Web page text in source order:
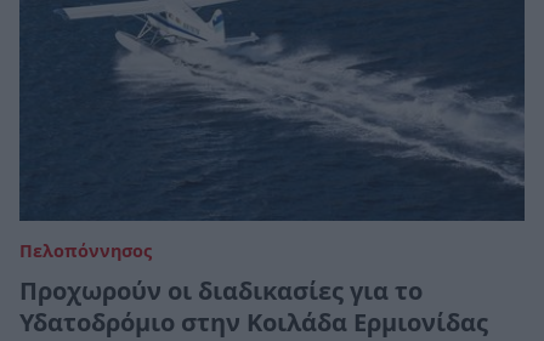
Πελοπόννησος
Προχωρούν οι διαδικασίες για το
Υδατοδρόμιο στην Κοιλάδα Ερμιονίδας